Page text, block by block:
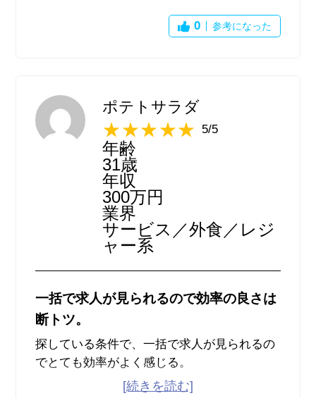
会社からの直接依頼の求人だけでなく、シゴ
トガイドやタウンワーク等、他社の求人サイ
また、他社サイトの求人だと、リンクから飛
ばなければなりませんが、求人情報の豊富さ
を考慮すると、デメリットには感じませんで
0 参考になった
ポテトサラダ
5/5
年齢
31歳
年収
300万円
業界
サービス／外食／レジ
ャー系
一括で求人が見られるので効率の良さは
断トツ。
探している条件で、一括で求人が見られるの
でとても効率がよく感じる。